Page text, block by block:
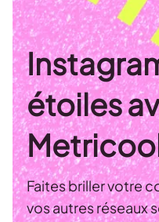
étoiles
Faites briller votre
vos autres réseaux